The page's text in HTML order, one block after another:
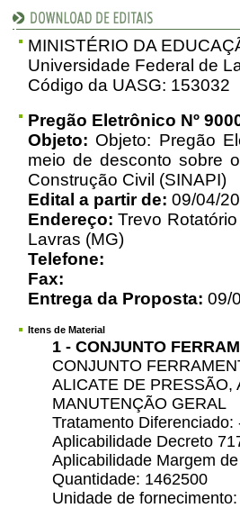
MINISTÉRIO DA
Universidade Federal de
Código da UASG: 153032
Pregão Eletrônico Nº
Objeto: Objeto: Pregão
meio de desconto sobre
Construção Civil (SINAPI)
Edital a partir de: 09/04/
Endereço: Trevo
Lavras (MG)
Telefone:
Fax:
Entrega da Proposta: 09/
Itens de Material
1 - CONJUNTO
CONJUNTO
ALICATE DE PRESSÃO,
MANUTENÇÃO GERAL
Tratamento Diferenciado:
Aplicabilidade Decreto
Aplicabilidade Margem
Quantidade: 1462500
Unidade de